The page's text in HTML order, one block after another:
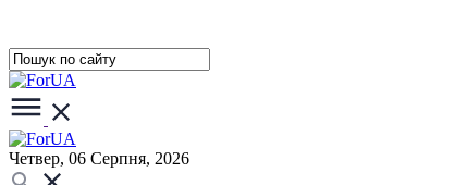
Четвер, 06 Серпня, 2026